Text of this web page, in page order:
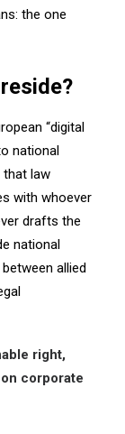
the one
“digital
national
that law
with whoever
drafts the
national
allied
right,
corporate